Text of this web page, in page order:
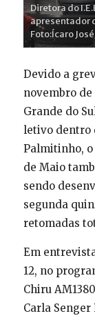
Diretora do
apresentador
Foto:Ícaro
Devido a
novembro de
Grande do
letivo dentro
Palmitinho, o
de Maio
sendo
segunda
retomadas
Em
12, no
Chiru
Carla